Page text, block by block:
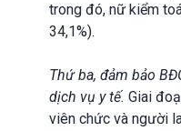
trong đó, nữ kiểm
34,1%).
Thứ ba, đảm bảo
dịch vụ y tế. Giai
viên chức và người